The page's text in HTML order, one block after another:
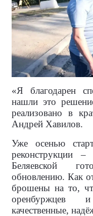
«Я благодарен
нашли это
реализовано в
Андрей Хавилов.
Уже осенью
реконструкции
Беляевской
обновлению. Как
брошены на то,
оренбуржцев
качественные,